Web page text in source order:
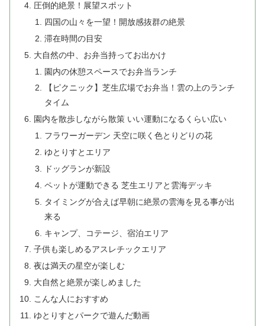
圧倒的絶景！展望スポット
四国の山々を一望！開放感抜群の絶景
滞在時間の目安
大自然の中、お弁当持ってお出かけ
園内の休憩スペースでお弁当ランチ
【ピクニック】芝生広場でお弁当！雲の上のランチ
タイム
園内を散歩しながら散策 いい運動になるくらい広い
フラワーガーデン 天空に咲く色とりどりの花
ゆとりすとエリア
ドッグランが新設
ペットが運動できる 芝生エリアと雲海デッキ
タイミングが合えば早朝に絶景の雲海を見る事が出
来る
キャンプ、コテージ、宿泊エリア
子供も楽しめるアスレチックエリア
夜は満天の星空が楽しむ
大自然と絶景が楽しめました
こんな人におすすめ
ゆとりすとパークで遊んだ動画